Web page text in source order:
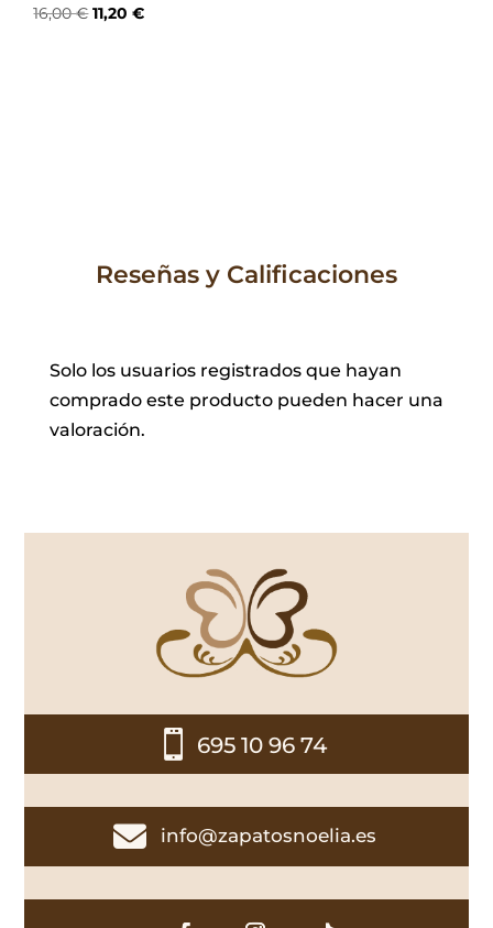
16,00€El
11,20€El
Reseñas y Calificaciones
Solo los usuarios registrados que hayan
comprado este producto pueden hacer una
valoración.
 695 10 96 74
 info@zapatosnoelia.es